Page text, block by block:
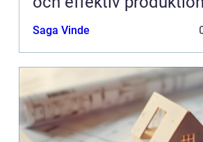
Saga Vinde